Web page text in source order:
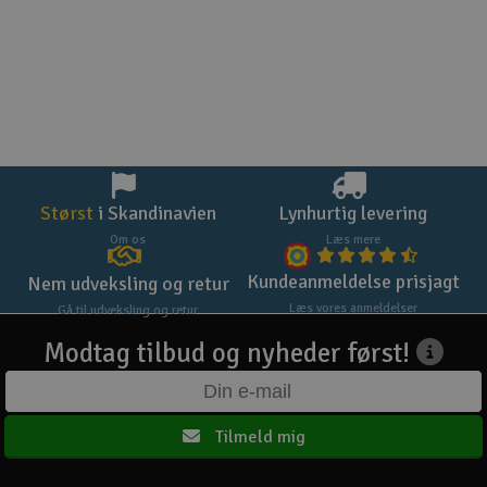
Størst i Skandinavien
Om os
Lynhurtig levering
Læs mere
Nem udveksling og retur
Gå til udveksling og retur
Kundeanmeldelse prisjagt
Læs vores anmeldelser
Modtag tilbud og nyheder først!
Tilmeld mig